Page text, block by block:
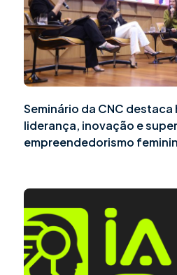
Seminário da CNC
liderança, inovação e
empreendedorismo